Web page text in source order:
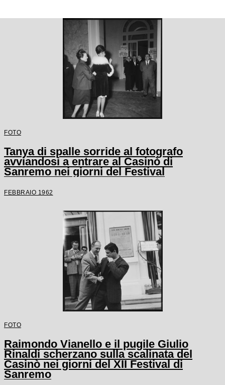
FOTO
Tanya di spalle sorride al fotografo
avviandosi a entrare al Casinò di
Sanremo nei giorni del Festival
FEBBRAIO 1962
FOTO
Raimondo Vianello e il pugile Giulio
Rinaldi scherzano sulla scalinata del
Casinò nei giorni del XII Festival di
Sanremo